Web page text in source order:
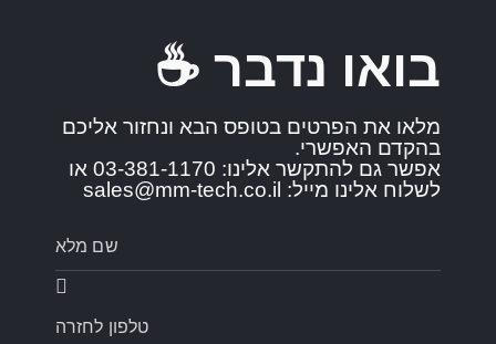
בואו נדבר ☕️
מלאו את הפרטים בטופס הבא ונחזור אליכם
בהקדם האפשרי.
אפשר גם להתקשר אלינו: 03-381-1170 או
לשלוח אלינו מייל: sales@mm-tech.co.il